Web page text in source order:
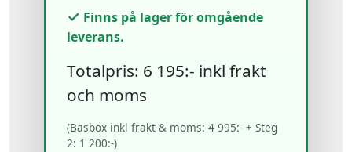
✓ Finns på lager för omgående
leverans.
Totalpris: 6 195:- inkl frakt
och moms
(Basbox inkl frakt & moms: 4 995:- + Steg
2: 1 200:-)